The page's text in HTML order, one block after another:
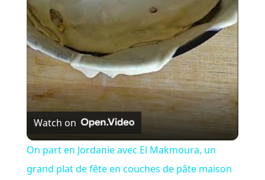
l
a
y
V
i
Watch on
On part en Jordanie avec El Makmoura, un
grand plat de fête en couches de pâte maison